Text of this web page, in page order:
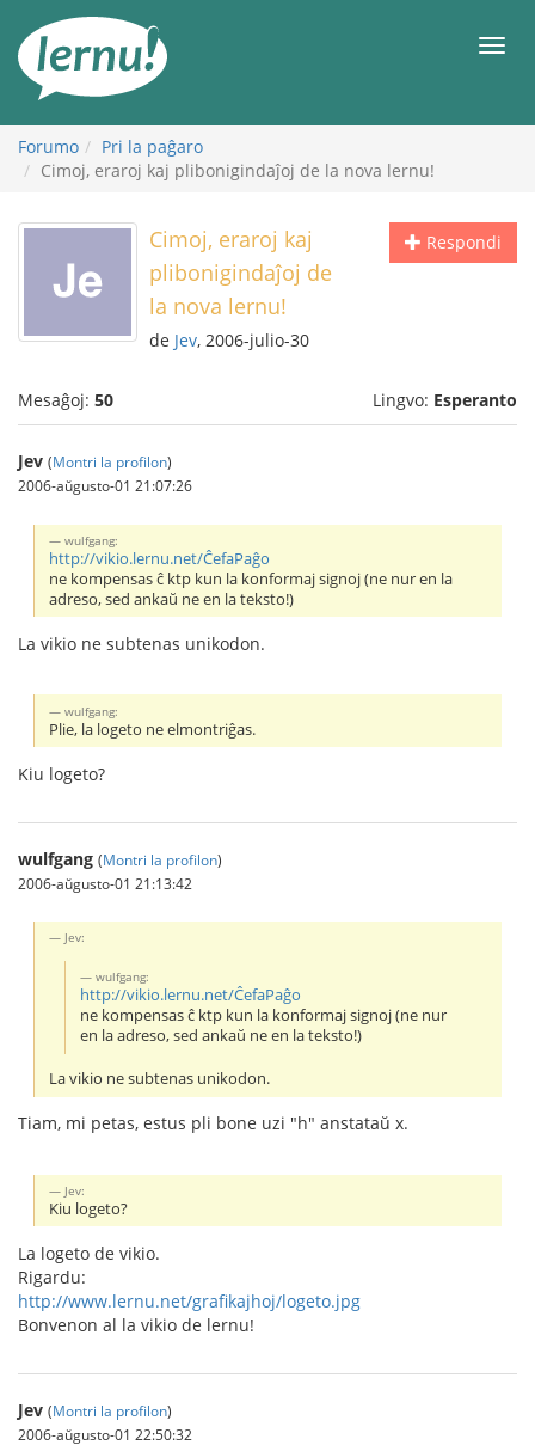
enhavo
Forumo
Pri la paĝaro
Cimoj, eraroj kaj plibonigindaĵoj de la nova lernu!
Respondi
Cimoj, eraroj kaj
plibonigindaĵoj de
la nova lernu!
de Jev, 2006-julio-30
Mesaĝoj: 50 Lingvo: Esperanto
Jev (Montri la profilon)
2006-aŭgusto-01 21:07:26
wulfgang:
http://vikio.lernu.net/ĈefaPaĝo
ne kompensas ĉ ktp kun la konformaj signoj (ne nur en la
adreso, sed ankaŭ ne en la teksto!)
La vikio ne subtenas unikodon.
wulfgang:
Plie, la logeto ne elmontriĝas.
Kiu logeto?
wulfgang (Montri la profilon)
2006-aŭgusto-01 21:13:42
Jev:
wulfgang:
http://vikio.lernu.net/ĈefaPaĝo
ne kompensas ĉ ktp kun la konformaj signoj (ne nur
en la adreso, sed ankaŭ ne en la teksto!)
La vikio ne subtenas unikodon.
Tiam, mi petas, estus pli bone uzi "h" anstataŭ x.
Jev:
Kiu logeto?
La logeto de vikio.
Rigardu:
http://www.lernu.net/grafikajhoj/logeto.jpg
Bonvenon al la vikio de lernu!
Jev (Montri la profilon)
2006-aŭgusto-01 22:50:32